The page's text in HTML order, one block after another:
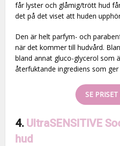
får lyster och glåmig/trött hud
det på det viset att huden
Den är helt parfym- och
när det kommer till hudvård.
bland annat gluco-glycerol som
återfuktande ingrediens som
SE
4. UltraSENSITIVE
hud